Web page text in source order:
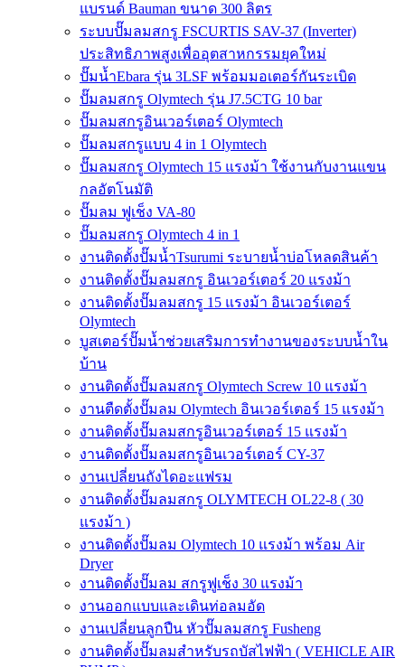
แบรนด์ Bauman ขนาด 300 ลิตร
ระบบปั๊มลมสกรู FSCURTIS SAV-37 (Inverter)
ประสิทธิภาพสูงเพื่ออุตสาหกรรมยุคใหม่
ปั๊มน้ำEbara รุ่น 3LSF พร้อมมอเตอร์กันระเบิด
ปั๊มลมสกรู Olymtech รุ่น J7.5CTG 10 bar
ปั๊มลมสกรูอินเวอร์เตอร์ Olymtech
ปั๊มลมสกรูแบบ 4 in 1 Olymtech
ปั๊มลมสกรู Olymtech 15 แรงม้า ใช้งานกับงานแขน
กลอัตโนมัติ
ปั๊มลม ฟูเช็ง VA-80
ปั๊มลมสกรู Olymtech 4 in 1
งานติดตั้งปั๊มน้ำTsurumi ระบายน้ำบ่อโหลดสินค้า
งานติดตั้งปั๊มลมสกรู อินเวอร์เตอร์ 20 แรงม้า
งานติดตั้งปั๊มลมสกรู 15 แรงม้า อินเวอร์เตอร์
Olymtech
บูสเตอร์ปั๊มน้ำช่วยเสริมการทำงานของระบบน้ำใน
บ้าน
งานติดตั้งปั๊มลมสกรู Olymtech Screw 10 แรงม้า
งานตืดตั้งปั๊มลม Olymtech อินเวอร์เตอร์ 15 แรงม้า
งานติดตั้งปั๊มลมสกรูอินเวอร์เตอร์ 15 แรงม้า
งานติดตั้งปั๊มลมสกรูอินเวอร์เตอร์ CY-37
งานเปลี่ยนถังไดอะแฟรม
งานติดตั้งปั๊มลมสกรู OLYMTECH OL22-8 ( 30
แรงม้า )
งานติดตั้งปั๊มลม Olymtech 10 แรงม้า พร้อม Air
Dryer
งานติดตั้งปั๊มลม สกรูฟูเช็ง 30 แรงม้า
งานออกแบบและเดินท่อลมอัด
งานเปลี่ยนลูกปืน หัวปั๊มลมสกรู Fusheng
งานติดตั้งปั๊มลมสำหรับรถบัสไฟฟ้า ( VEHICLE AIR